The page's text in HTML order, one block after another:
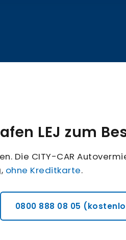
LEJ zum
Die CITY-CAR
ohne Kreditkarte.
0800 888 08 05